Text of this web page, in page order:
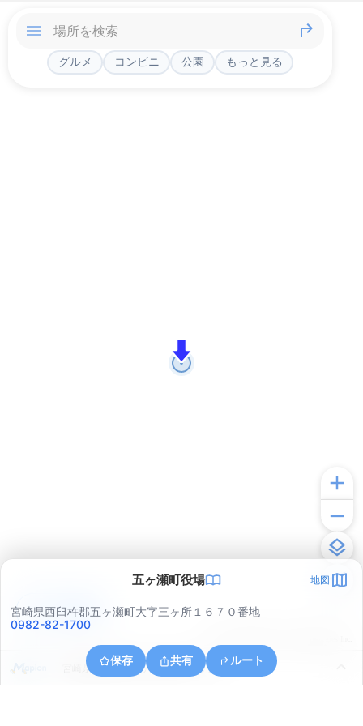
グルメ コンビニ 公園 もっと見る
五ヶ瀬町役場 地図
宮崎県西臼杵郡五ヶ瀬町大字三ヶ所１６７０番地
0982-82-1700
保存 共有 ルート
宮崎県西臼杵郡五ヶ瀬町大字三ヶ所
アプリで見る